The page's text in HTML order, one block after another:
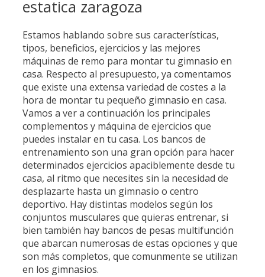
estatica zaragoza
Estamos hablando sobre sus características,
tipos, beneficios, ejercicios y las mejores
máquinas de remo para montar tu gimnasio en
casa. Respecto al presupuesto, ya comentamos
que existe una extensa variedad de costes a la
hora de montar tu pequeño gimnasio en casa.
Vamos a ver a continuación los principales
complementos y máquina de ejercicios que
puedes instalar en tu casa. Los bancos de
entrenamiento son una gran opción para hacer
determinados ejercicios apaciblemente desde tu
casa, al ritmo que necesites sin la necesidad de
desplazarte hasta un gimnasio o centro
deportivo. Hay distintas modelos según los
conjuntos musculares que quieras entrenar, si
bien también hay bancos de pesas multifunción
que abarcan numerosas de estas opciones y que
son más completos, que comunmente se utilizan
en los gimnasios.